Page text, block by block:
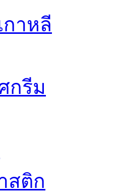
กาหลี
กรีม
สติก